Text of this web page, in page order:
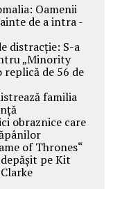
Oamenii
de a intra -
distracție: S-a
„Minority
replică de 56 de
familia
obraznice care
of Thrones“
pe Kit